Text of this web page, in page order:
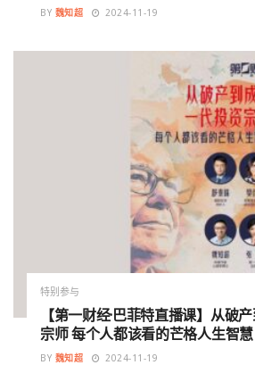
BY 魏知超 2024-11-19
特别参与
【第一财经·巴菲特直播课】从破
宗师 每个人都该看的芒格人生智慧
BY 魏知超 2024-11-19